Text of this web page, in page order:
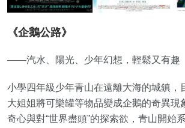
《企鵝公路》
——汽水、陽光、少年幻想，輕鬆又有趣
小學四年級少年‌青山‌在遠離大海的城鎮，
大姐姐‌將可樂罐等物品變成‌企鵝‌的奇異現
奇心與對“世界盡頭”的探索欲，青山開始